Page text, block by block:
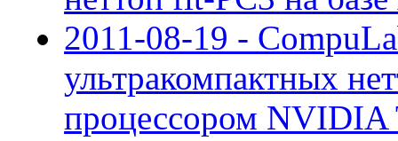
2011-08-19 -
ультракомпактных
процессором NVIDIA